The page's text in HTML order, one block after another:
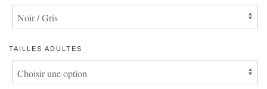
TAILLES ADULTES